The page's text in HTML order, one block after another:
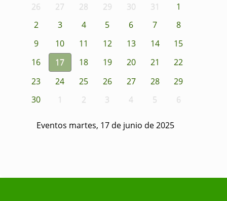
26 27 28 29 30 31
1
2
3 4 5 6 7
8
9
10 11 12 13 14
15
16
17 18 19 20 21
22
23
24 25 26 27 28
29
30
1 2 3 4 5 6
Eventos martes, 17 de junio de 2025